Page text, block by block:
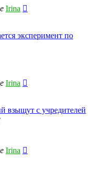
Irina
эксперимент по
Irina
взыщут с учредителей
Irina